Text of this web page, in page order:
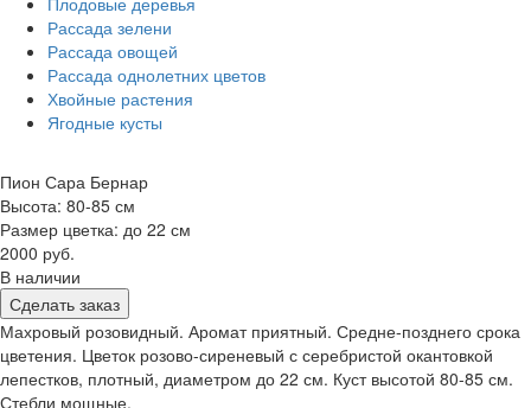
Рассада зелени
Рассада овощей
Рассада однолетних цветов
Хвойные растения
Ягодные кусты
Пион Сара Бернар
Высота: 80-85 см
Размер цветка: до 22 см
2000 руб.
В наличии
Сделать заказ
Махровый розовидный. Аромат приятный. Средне-позднего срока
цветения. Цветок розово-сиреневый с серебристой окантовкой
лепестков, плотный, диаметром до 22 см. Куст высотой 80-85 см.
Стебли мощные.